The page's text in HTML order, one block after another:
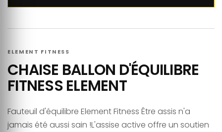
ELEMENT FITNESS
CHAISE BALLON D'ÉQUILIBRE
FITNESS ELEMENT
Fauteuil d'équilibre Element Fitness Être assis n'a
jamais été aussi sain !L'assise active offre un soutien